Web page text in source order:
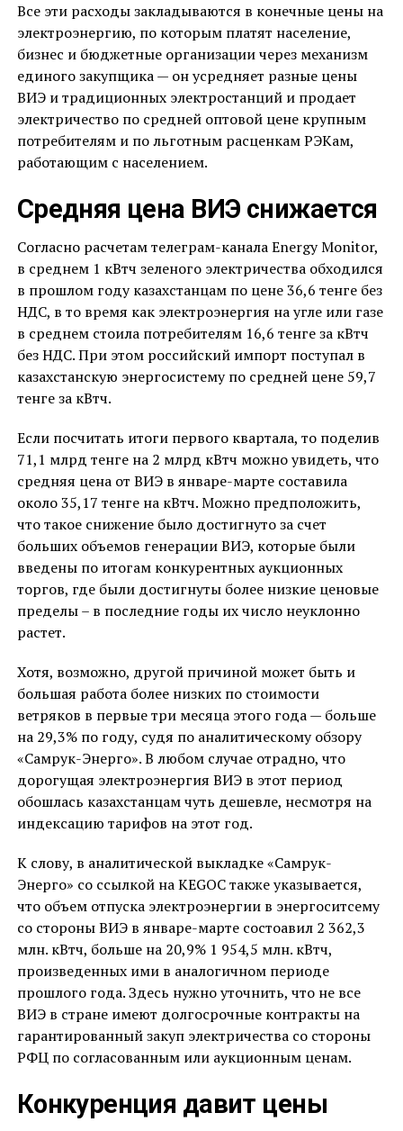
Все эти расходы закладываются в конечные цены на
электроэнергию, по которым платят население,
бизнес и бюджетные организации через механизм
единого закупщика — он усредняет разные цены
ВИЭ и традиционных электростанций и продает
электричество по средней оптовой цене крупным
потребителям и по льготным расценкам РЭКам,
работающим с населением.
Средняя цена ВИЭ снижается
Согласно расчетам телеграм-канала Energy Monitor,
в среднем 1 кВтч зеленого электричества обходился
в прошлом году казахстанцам по цене 36,6 тенге без
НДС, в то время как электроэнергия на угле или газе
в среднем стоила потребителям 16,6 тенге за кВтч
без НДС. При этом российский импорт поступал в
казахстанскую энергосистему по средней цене 59,7
тенге за кВтч.
Если посчитать итоги первого квартала, то поделив
71,1 млрд тенге на 2 млрд кВтч можно увидеть, что
средняя цена от ВИЭ в январе-марте составила
около 35,17 тенге на кВтч. Можно предположить,
что такое снижение было достигнуто за счет
больших объемов генерации ВИЭ, которые были
введены по итогам конкурентных аукционных
торгов, где были достигнуты более низкие ценовые
пределы – в последние годы их число неуклонно
растет.
Хотя, возможно, другой причиной может быть и
большая работа более низких по стоимости
ветряков в первые три месяца этого года — больше
на 29,3% по году, судя по аналитическому обзору
«Самрук-Энерго». В любом случае отрадно, что
дорогущая электроэнергия ВИЭ в этот период
обошлась казахстанцам чуть дешевле, несмотря на
индексацию тарифов на этот год.
К слову, в аналитической выкладке «Самрук-
Энерго» со ссылкой на KEGOC также указывается,
что объем отпуска электроэнергии в энергоситсему
со стороны ВИЭ в январе-марте состоавил 2 362,3
млн. кВтч, больше на 20,9% 1 954,5 млн. кВтч,
произведенных ими в аналогичном периоде
прошлого года. Здесь нужно уточнить, что не все
ВИЭ в стране имеют долгосрочные контракты на
гарантированный закуп электричества со стороны
РФЦ по согласованным или аукционным ценам.
Конкуренция давит цены